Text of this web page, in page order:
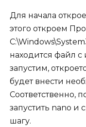
Для начала
этого откроем
находится файл
запустим,
будет внести
Соответственно,
запустить nano и
шагу.